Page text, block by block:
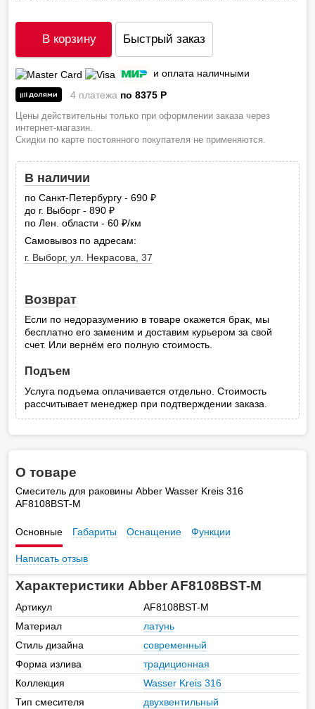
В корзину Быстрый заказ
и оплата наличными
4 платежа по 8375 P
Цены действительны только при оформлении заказа через
интернет-магазин.
Скидки по карте постоянного покупателя не применяются.
В наличии
по Санкт-Петербургу - 690
до г. Выборг - 890
по Лен. области - 60
руб.
/км
Самовывоз по адресам:
г. Выборг, ул. Некрасова, 37
Возврат
Если по недоразумению в товаре окажется брак, мы
бесплатно его заменим и доставим курьером за свой
счет. Или вернём его полную стоимость.
Подъем
Услуга подъема оплачивается отдельно. Стоимость
рассчитывает менеджер при подтверждении заказа.
О товаре
Смеситель для раковины Abber Wasser Kreis 316
AF8108BST-M
Основные Габариты Оснащение Функции
Написать отзыв
Характеристики Abber AF8108BST-M
Артикул
AF8108BST-M
Материал
латунь
Стиль дизайна
современный
Форма излива
традиционная
Коллекция
Wasser Kreis 316
Тип смесителя
двухвентильный